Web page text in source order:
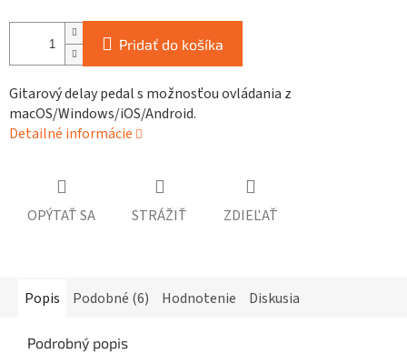
Pridať do košíka
Gitarový delay pedal s možnosťou ovládania z
macOS/Windows/iOS/Android.
Detailné informácie
OPÝTAŤ SA STRÁŽIŤ ZDIEĽAŤ
Popis Podobné (6) Hodnotenie Diskusia
Podrobný popis